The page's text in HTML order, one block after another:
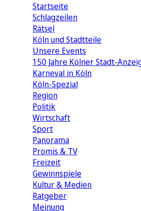
Startseite
Schlagzeilen
Rätsel
Köln und Stadtteile
Unsere Events
150 Jahre Kölner Stadt-
Karneval in Köln
Köln-Spezial
Region
Politik
Wirtschaft
Sport
Panorama
Promis & TV
Freizeit
Gewinnspiele
Kultur & Medien
Ratgeber
Meinung